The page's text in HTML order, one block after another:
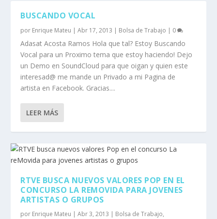
BUSCANDO VOCAL
por Enrique Mateu |Abr 17, 2013 | Bolsa de Trabajo | 0
Adasat Acosta Ramos Hola que tal? Estoy Buscando
Vocal para un Proximo tema que estoy haciendo! Dejo
un Demo en SoundCloud para que oigan y quien este
interesad@ me mande un Privado a mi Pagina de
artista en Facebook. Gracias....
LEER MÁS
RTVE BUSCA NUEVOS VALORES POP EN EL
CONCURSO LA REMOVIDA PARA JOVENES
ARTISTAS O GRUPOS
por Enrique Mateu |Abr 3, 2013 | Bolsa de Trabajo,